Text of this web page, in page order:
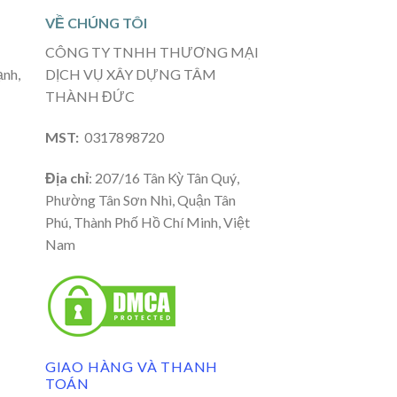
VỀ CHÚNG TÔI
CÔNG TY TNHH THƯƠNG MẠI
DỊCH VỤ XÂY DỰNG TÂM
THÀNH ĐỨC
MST: 0317898720
Địa chỉ: 207/16 Tân Kỳ Tân Quý,
Phường Tân Sơn Nhì, Quận Tân
Phú, Thành Phố Hồ Chí Minh, Việt
Nam
GIAO HÀNG VÀ THANH
TOÁN